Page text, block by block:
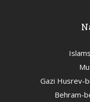
Gazi Husrev-
Behram-